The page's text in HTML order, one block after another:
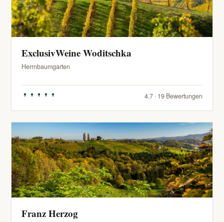
ExclusivWeine Woditschka
Herrnbaumgarten
4.7 · 19 Bewertungen
Franz Herzog